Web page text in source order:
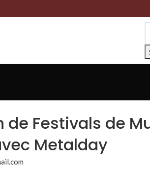
de Festivals de
Metalday